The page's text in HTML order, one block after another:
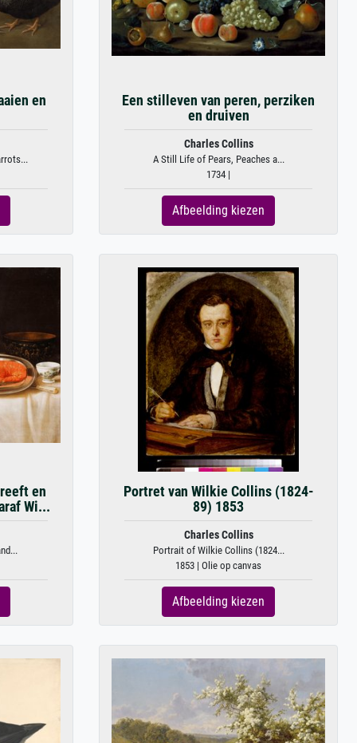
en
Een stilleven van peren, perziken
en druiven
Charles Collins
A Still Life of Pears, Peaches a...
1734 |
Afbeelding kiezen
en
Wi...
Portret van Wilkie Collins (1824-
89) 1853
Charles Collins
Portrait of Wilkie Collins (1824...
1853 | Olie op canvas
Afbeelding kiezen